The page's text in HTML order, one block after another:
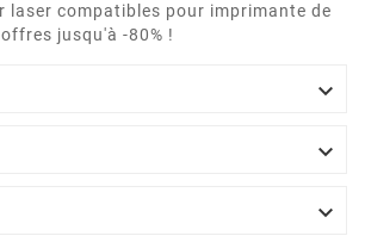
laser compatibles pour imprimante de
jusqu'à -80% !


